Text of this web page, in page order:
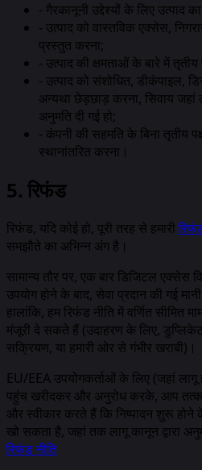
- गैरकानूनी उद्देश्यों के लिए उत्पाद
- उत्पाद को वास्तविक एक्सेस,
प्रस्तुत करना;
- उत्पाद की क्षमताओं के बारे में तृतीय
- उत्पाद को संशोधित, डीकंपाइल,
अन्यथा छेड़छाड़ करना, सिवाय जहां
अनुमति दी गई हो;
- कंपनी की सहमति के बिना तृतीय
स्थानांतरित करना।
5. रिफंड
रिफंड, यदि कोई हो, पूरी तरह से हमारी
समझौते का अभिन्न अंग है।
सामान्य तौर पर, एक बार डिजिटल एक्सेस
उपयोग होने के बाद, सेवा प्रदान की गई
हालांकि, हम रिफंड नीति में वर्णित सीमित
मंजूरी दे सकते हैं (उदाहरण के लिए, डुप्लिकेट
सक्रियण, या हमारी ओर से गंभीर खराबी)।
EU/EEA उपयोगकर्ताओं के लिए (जहां
पहुंच खरीदकर और अनुरोध करके, आप
और स्वीकार करते हैं कि निष्पादन शुरू होने
खो सकता है, जहां तक लागू कानून द्वारा
रिफंड नीति